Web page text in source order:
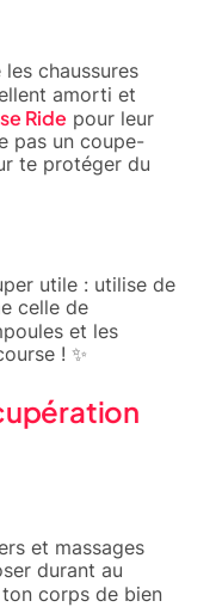
chaussures
amorti et
Ride pour leur
pas un coupe-
te protéger du
utile : utilise de
celle de
et les
! ✨
et massages
durant au
corps de bien